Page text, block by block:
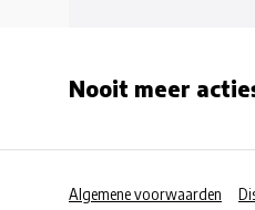
Nooit meer
Algemene voorwaarden